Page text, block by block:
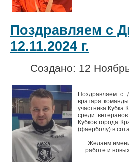
Поздравляем с
12.11.2024 г.
Создано: 12
Поздравляем с
вратаря
участника Кубка
среди
Кубков города
(фаерболу) в
Желаем
работе и